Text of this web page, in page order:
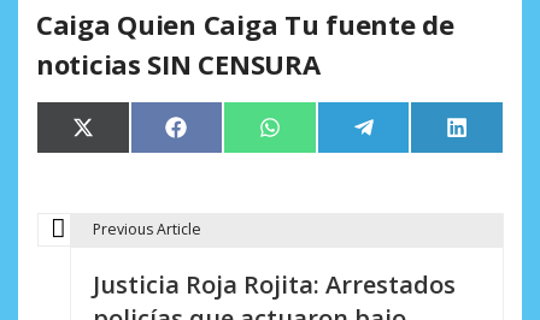
Caiga Quien Caiga Tu fuente de
noticias SIN CENSURA
Compartir
en
X
(Twitter)
Compartir
en
Facebook Compartir
en
WhatsApp Compartir
en
Telegram
en
LinkedIn
N
Previous Article
Justicia Roja Rojita: Arrestados